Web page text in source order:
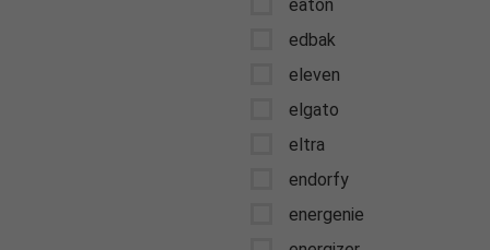
eaton
edbak
eleven
elgato
eltra
endorfy
energenie